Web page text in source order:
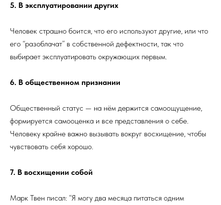
5. В эксплуатировании других
Человек страшно боится, что его используют другие, или что
его “разоблачат” в собственной дефектности, так что
выбирает эксплуатировать окружающих первым.
6. В общественном признании
Общественный статус — на нём держится самоощущение,
формируется самооценка и все представления о себе.
Человеку крайне важно вызывать вокруг восхищение, чтобы
чувствовать себя хорошо.
7. В восхищении собой
Марк Твен писал: “Я могу два месяца питаться одним